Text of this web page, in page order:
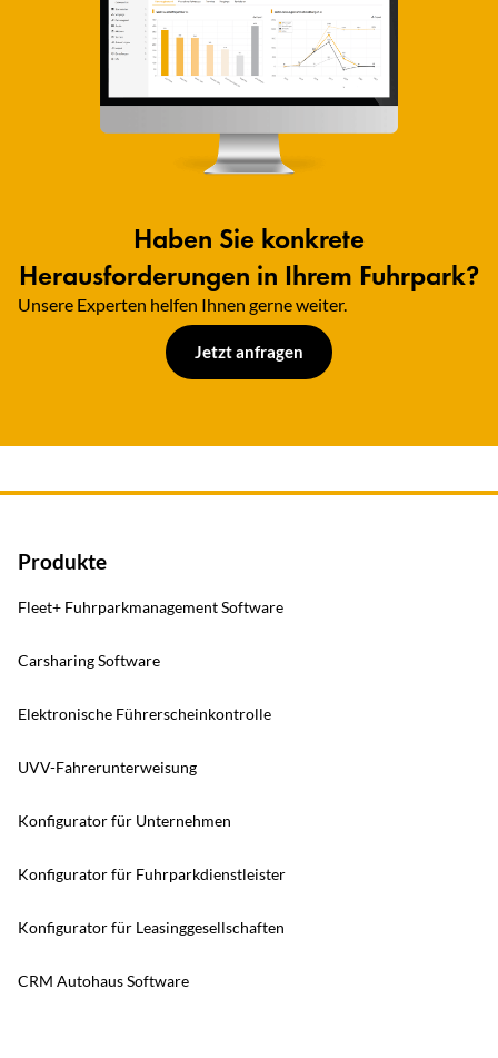
Haben Sie konkrete
Herausforderungen in Ihrem Fuhrpark?
Unsere Experten helfen Ihnen gerne weiter.​
Jetzt anfragen
Produkte
Fleet+ Fuhrparkmanagement Software
Carsharing Software
Elektronische Führerscheinkontrolle
UVV-Fahrerunterweisung
Konfigurator für Unternehmen
Konfigurator für Fuhrparkdienstleister
Konfigurator für Leasinggesellschaften
CRM Autohaus Software